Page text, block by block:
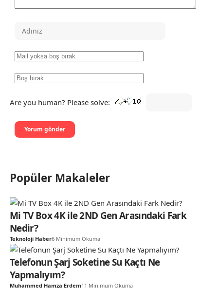
Are you human? Please solve:
Popüler Makaleler
Mi TV Box 4K ile 2ND Gen Arasındaki Fark
Nedir?
Teknoloji Haber6 Minimum Okuma
Telefonun Şarj Soketine Su Kaçtı Ne
Yapmalıyım?
Muhammed Hamza Erdem11 Minimum Okuma